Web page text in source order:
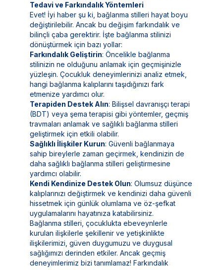
Tedavi ve Farkındalık Yöntemleri
Evet! İyi haber şu ki, bağlanma stilleri hayat boyu
değiştirilebilir. Ancak bu değişim farkındalık ve
bilinçli çaba gerektirir. İşte bağlanma stilinizi
dönüştürmek için bazı yollar:
Farkındalık Geliştirin: Öncelikle bağlanma
stilinizin ne olduğunu anlamak için geçmişinizle
yüzleşin. Çocukluk deneyimlerinizi analiz etmek,
hangi bağlanma kalıplarını taşıdığınızı fark
etmenize yardımcı olur.
Terapiden Destek Alın: Bilişsel davranışçı terapi
(BDT) veya şema terapisi gibi yöntemler, geçmiş
travmaları anlamak ve sağlıklı bağlanma stilleri
geliştirmek için etkili olabilir.
Sağlıklı İlişkiler Kurun: Güvenli bağlanmaya
sahip bireylerle zaman geçirmek, kendinizin de
daha sağlıklı bağlanma stilleri geliştirmesine
yardımcı olabilir.
Kendi Kendinize Destek Olun: Olumsuz düşünce
kalıplarınızı değiştirmek ve kendinizi daha güvenli
hissetmek için günlük olumlama ve öz-şefkat
uygulamalarını hayatınıza katabilirsiniz.
Bağlanma stilleri, çocuklukta ebeveynlerle
kurulan ilişkilerle şekillenir ve yetişkinlikte
ilişkilerimizi, güven duygumuzu ve duygusal
sağlığımızı derinden etkiler. Ancak geçmiş
deneyimlerimiz bizi tanımlamaz! Farkındalık